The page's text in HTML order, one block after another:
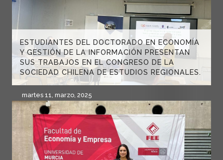
ESTUDIANTES DEL DOCTORADO EN ECONOMÍA
Y GESTIÓN DE LA INFORMACIÓN PRESENTAN
SUS TRABAJOS EN EL CONGRESO DE LA
SOCIEDAD CHILENA DE ESTUDIOS REGIONALES.
martes 11, marzo, 2025